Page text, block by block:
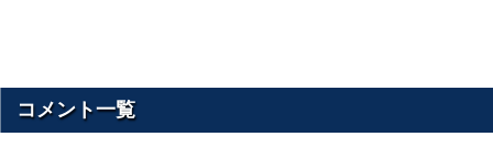
コメント一覧